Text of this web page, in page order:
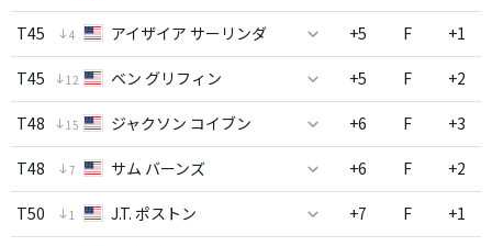
T45 4 アイザイア サーリンダ +5 F +1
T45 12 ベン グリフィン +5 F +2
T48 15 ジャクソン コイブン +6 F +3
T48 7 サム バーンズ +6 F +2
T50 1 J.T. ポストン +7 F +1